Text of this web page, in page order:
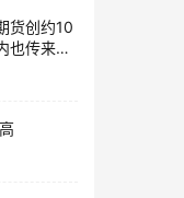
货创约10
也传来利